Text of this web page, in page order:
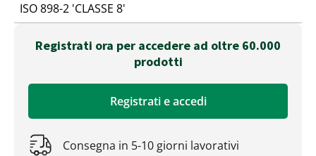
ISO 898-2 'CLASSE 8'
Registrati ora per accedere ad oltre 60.000
prodotti
Registrati e accedi
Consegna in 5-10 giorni lavorativi